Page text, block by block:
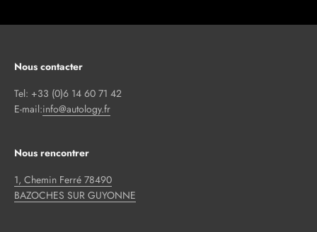
Nous contacter
Tel: +33 (0)6 14 60 71 42
E-mail:info@autology.fr
Nous rencontrer
1, Chemin Ferré 78490
BAZOCHES SUR GUYONNE